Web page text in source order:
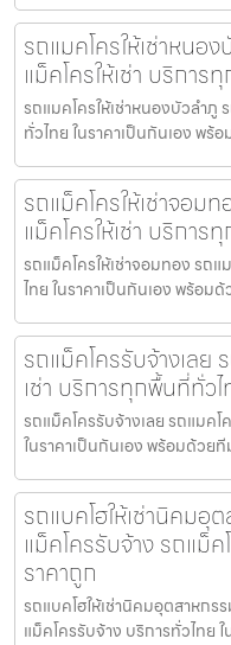
รถแมคโครให้เช่าหนอ
แม็คโครให้เช่า บริกา
รถแมคโครให้เช่าหนองบัวลำภู
ทั่วไทย ในราคาเป็นกันเอง พ
รถแม็คโครให้เช่าจอม
แม็คโครให้เช่า บริกา
รถแม็คโครให้เช่าจอมทอง รถแ
ไทย ในราคาเป็นกันเอง พร้อ
รถแม็คโครรับจ้างเลย
เช่า บริการทุกพื้นที่ทั่ว
รถแม็คโครรับจ้างเลย รถแมคโ
ในราคาเป็นกันเอง พร้อมด้วย
รถแบคโฮให้เช่านิคม
แม็คโครรับจ้าง รถแม็
ราคาถูก
รถแบคโฮให้เช่านิคมอุตสาหกร
แม็คโครรับจ้าง บริการทั่วไทย